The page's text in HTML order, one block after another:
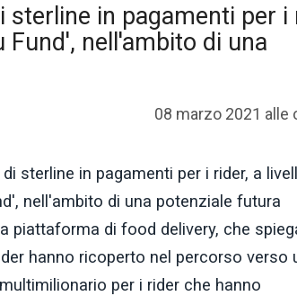
in pagamenti per i
Fund', nell'ambito di una
08 marzo 2021 alle
sterline in pagamenti per i rider, a
nell'ambito di una potenziale futura
piattaforma di food delivery, che
hanno ricoperto nel percorso verso
per i rider che hanno